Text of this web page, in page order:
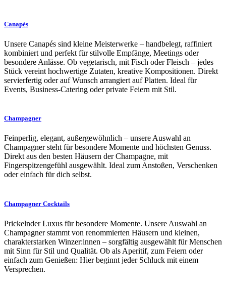
Canapés
Unsere Canapés sind kleine Meisterwerke – handbelegt, raffiniert
kombiniert und perfekt für stilvolle Empfänge, Meetings oder
besondere Anlässe. Ob vegetarisch, mit Fisch oder Fleisch – jedes
Stück vereint hochwertige Zutaten, kreative Kompositionen. Direkt
servierfertig oder auf Wunsch arrangiert auf Platten. Ideal für
Events, Business-Catering oder private Feiern mit Stil.
Champagner
Feinperlig, elegant, außergewöhnlich – unsere Auswahl an
Champagner steht für besondere Momente und höchsten Genuss.
Direkt aus den besten Häusern der Champagne, mit
Fingerspitzengefühl ausgewählt. Ideal zum Anstoßen, Verschenken
oder einfach für dich selbst.
Champagner Cocktails
Prickelnder Luxus für besondere Momente. Unsere Auswahl an
Champagner stammt von renommierten Häusern und kleinen,
charakterstarken Winzer:innen – sorgfältig ausgewählt für Menschen
mit Sinn für Stil und Qualität. Ob als Aperitif, zum Feiern oder
einfach zum Genießen: Hier beginnt jeder Schluck mit einem
Versprechen.